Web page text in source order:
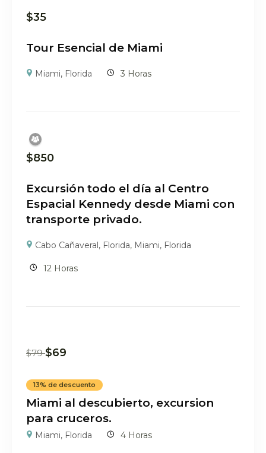
$35
Tour Esencial de Miami
Miami, Florida 3 Horas
$850
Excursión todo el día al Centro
Espacial Kennedy desde Miami con
transporte privado.
Cabo Cañaveral, Florida, Miami, Florida
12 Horas
$79 $69
13% de descuento
Miami al descubierto, excursion
para cruceros.
Miami, Florida 4 Horas